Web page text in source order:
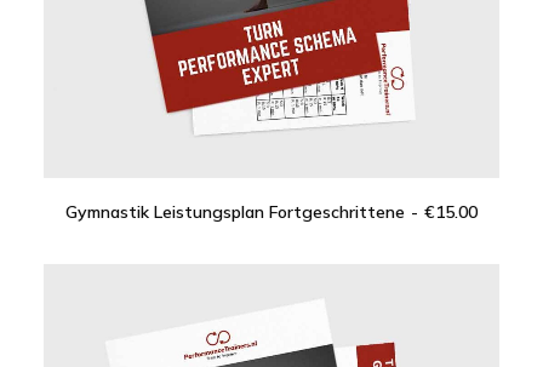
IN DEN WARENKORB
Gymnastik Leistungsplan Fortgeschrittene €15.00